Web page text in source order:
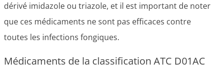
dérivé imidazole ou triazole, et il est important de noter
que ces médicaments ne sont pas efficaces contre
toutes les infections fongiques.
Médicaments de la classification ATC D01AC